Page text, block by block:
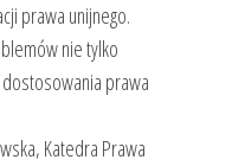
prawa unijnego.
nie tylko
prawa
Katedra Prawa